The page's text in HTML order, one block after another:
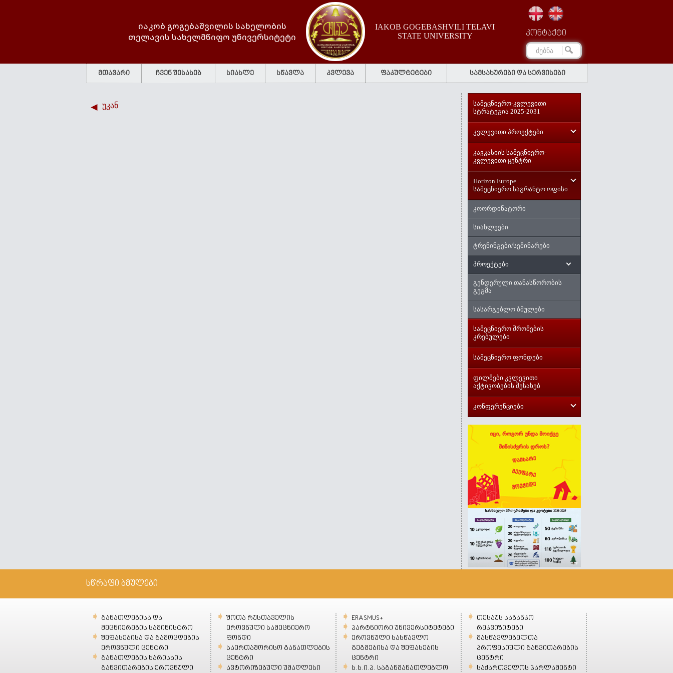
იაკობ გოგებაშვილის სახელობის
თელავის სახელმწიფო უნივერსიტეტი
IAKOB GOGEBASHVILI TELAVI
STATE UNIVERSITY
კონტაქტი
მთავარი ჩვენ შესახებ სიახლე სწავლა კვლევა ფაკულტეტები სამსახურები და სერვისები
უკან
სამეცნიერო-კვლევითი
სტრატეგია 2025-2031
კვლევითი პროექტები
კავკასიის სამეცნიერო-
კვლევითი ცენტრი
Horizon Europe
სამეცნიერო საგრანტო ოფისი
კოორდინატორი
სიახლეები
ტრენინგები/სემინარები
პროექტები
გენდერული თანასწორობის
გეგმა
სასარგებლო ბმულები
სამეცნიერო შრომების
კრებულები
სამეცნიერო ფონდები
ფილმები კვლევითი
აქტივობების შესახებ
კონფერენციები
სწრაფი ბმულები
განათლებისა და
მეცნიერების სამინისტრო
შეფასებისა და გამოცდების
ეროვნული ცენტრი
განათლების ხარისხის
განვითარების ეროვნული
შოთა რუსთაველის
ეროვნული სამეცნიერო
ფონდი
საერთაშორისო განათლების
ცენტრი
ავტორიზებული უმაღლესი
ERASMUS+
პარტნიორი უნივერსიტეტები
ეროვნული სასწავლო
გეგმებისა და შეფასების
ცენტრი
ს.ს.ი.პ. საგანმანათლებლო
თესაუს საბანკო
რეკვიზიტები
მასწავლებელთა
პროფესიული განვითარების
ცენტრი
საქართველოს პარლამენტი